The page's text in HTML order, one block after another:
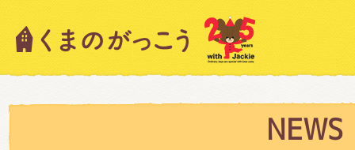
NEWS
キャラクター紹介